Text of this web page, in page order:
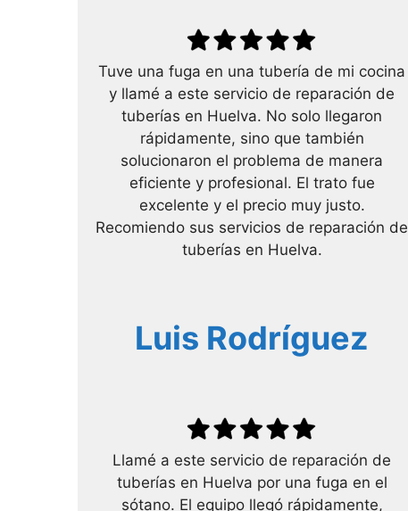
Tuve una fuga en una tubería de mi cocina
y llamé a este servicio de reparación de
tuberías en Huelva. No solo llegaron
rápidamente, sino que también
solucionaron el problema de manera
eficiente y profesional. El trato fue
excelente y el precio muy justo.
Recomiendo sus servicios de reparación de
tuberías en Huelva.
Luis Rodríguez
Llamé a este servicio de reparación de
tuberías en Huelva por una fuga en el
sótano. El equipo llegó rápidamente,